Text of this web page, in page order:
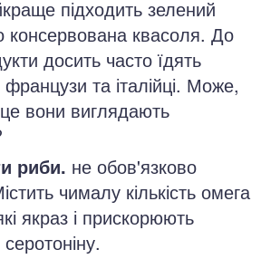
підходить зелений
консервована квасоля. До
досить часто їдять
та італійці. Може,
вони виглядають
риби. не обов'язково
чималу кількість омега
якраз і прискорюють